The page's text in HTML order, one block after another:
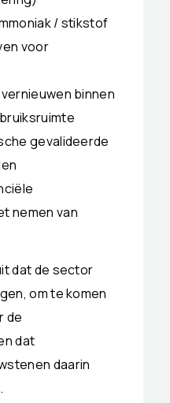
/ stikstof
voor
binnen
gevalideerde
nemen van
dat de sector
om te komen
de
dat
daarin